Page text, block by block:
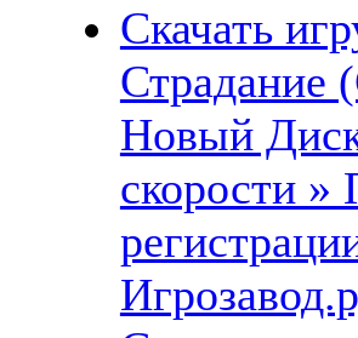
Скачать
Страдание
Новый
скорости »